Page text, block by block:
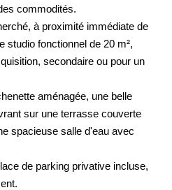
commodités.
à proximité immédiate de
studio fonctionnel de 20 m²,
secondaire ou pour un
aménagée, une belle
sur une terrasse couverte
spacieuse salle d'eau avec
de parking privative incluse,